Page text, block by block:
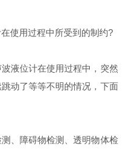
使用过程中所受到的制约?
液位计在使用过程中，突然
动了等等不明的情况，下面
、障碍物检测、透明物体检